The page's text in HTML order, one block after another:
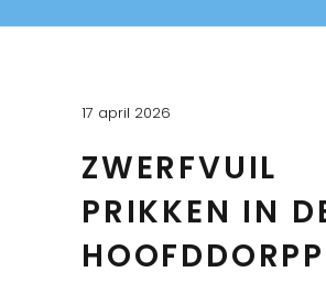
17 april 2026
ZWERFVUIL
PRIKKEN IN